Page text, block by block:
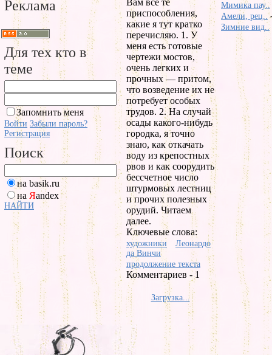
Реклама
Для тех кто в
теме
Запомнить меня
Войти Забыли пароль?
Регистрация
Поиск
на basik.ru
на Яandex
НАЙТИ
Вам все те
приспособления,
какие я тут кратко
перечисляю. 1. У
меня есть готовые
чертежи мостов,
очень легких и
прочных — притом,
что возведение их не
потребует особых
трудов. 2. На случай
осады какого-нибудь
городка, я точно
знаю, как откачать
воду из крепостных
рвов и как соорудить
бессчетное число
штурмовых лестниц
и прочих полезных
орудий. Читаем
далее.
Ключевые слова:
художники
Леонардо
да Винчи
продолжение текста
Комментариев - 1
Загрузка...
Мимика пау..
Амели, рец..
Зимние вид..